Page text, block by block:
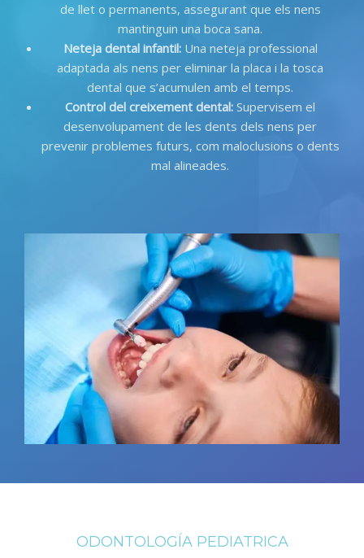
de llet o permanents, assegurant que els nens
mantinguin una boca sana.
Neteja dental infantil: Una neteja professional
adaptada als nens per eliminar la placa i la tosca
dental que s’acumulen amb el temps.
Control del creixement dental: Supervisem el
desenvolupament de les dents dels nens per
prevenir problemes futurs, com maloclusions o dents
mal alineades.
ODONTOLOGÍA PEDIATRICA